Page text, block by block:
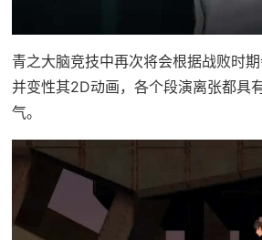
青之大脑竞技中再次将会根据战败时
并变性其2D动画，各个段演离张都具
气。